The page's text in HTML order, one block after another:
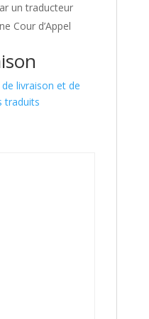
un traducteur
Cour d’Appel
livraison et de
traduits